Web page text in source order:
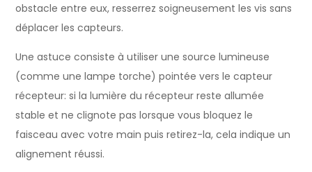
obstacle entre eux, resserrez soigneusement les vis sans
déplacer les capteurs.
Une astuce consiste à utiliser une source lumineuse
(comme une lampe torche) pointée vers le capteur
récepteur: si la lumière du récepteur reste allumée
stable et ne clignote pas lorsque vous bloquez le
faisceau avec votre main puis retirez-la, cela indique un
alignement réussi.